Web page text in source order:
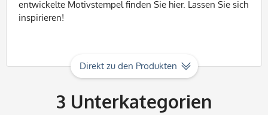
entwickelte Motivstempel finden Sie hier. Lassen Sie sich
inspirieren!
Direkt zu den Produkten
3 Unterkategorien